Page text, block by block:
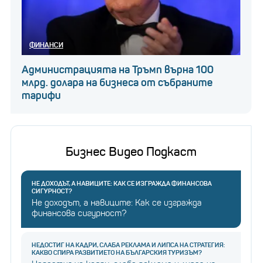
ФИНАНСИ
Администрацията на Тръмп върна 100
млрд. долара на бизнеса от събраните
тарифи
Бизнес Видео Подкаст
НЕ ДОХОДЪТ, А НАВИЦИТЕ: КАК СЕ ИЗГРАЖДА ФИНАНСОВА
СИГУРНОСТ?
Не доходът, а навиците: Как се изгражда
финансова сигурност?
НЕДОСТИГ НА КАДРИ, СЛАБА РЕКЛАМА И ЛИПСА НА СТРАТЕГИЯ:
КАКВО СПИРА РАЗВИТИЕТО НА БЪЛГАРСКИЯ ТУРИЗЪМ?